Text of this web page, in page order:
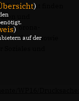
Dokument finden
und
Corona-
MdL u.a. sowie
und
)
)
auf der